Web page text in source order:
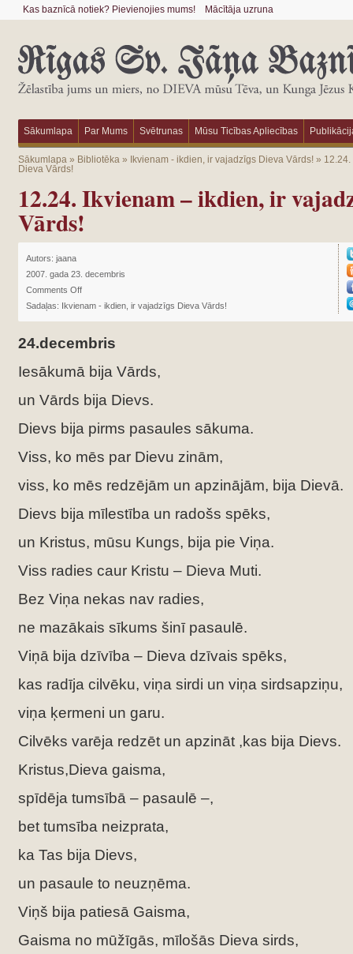
Kas baznīcā notiek? Pievienojies mums! Mācītāja uzruna
Sākumlapa Par Mums Svētrunas Mūsu Ticības Apliecības
Sākumlapa» Bibliotēka» Ikvienam - ikdien, ir vajadzīgs Dieva Vārds!»
Dieva Vārds!
12.24. Ikvienam – ikdien, ir
Vārds!
Autors: jaana
2007. gada 23. decembris
Comments Off
Sadaļas: Ikvienam - ikdien, ir vajadzīgs Dieva Vārds!
24.decembris
Iesākumā bija Vārds,
un Vārds bija Dievs.
Dievs bija pirms pasaules sākuma.
Viss, ko mēs par Dievu zinām,
viss, ko mēs redzējām un apzinājām, bija Dievā.
Dievs bija mīlestība un radošs spēks,
un Kristus, mūsu Kungs, bija pie Viņa.
Viss radies caur Kristu – Dieva Muti.
Bez Viņa nekas nav radies,
ne mazākais sīkums šinī pasaulē.
Viņā bija dzīvība – Dieva dzīvais spēks,
kas radīja cilvēku, viņa sirdi un viņa sirdsapziņu,
viņa ķermeni un garu.
Cilvēks varēja redzēt un apzināt ,kas bija Dievs.
Kristus,Dieva gaisma,
spīdēja tumsībā – pasaulē –,
bet tumsība neizprata,
ka Tas bija Dievs,
un pasaule to neuzņēma.
Viņš bija patiesā Gaisma,
Gaisma no mūžīgās, mīlošās Dieva sirds,